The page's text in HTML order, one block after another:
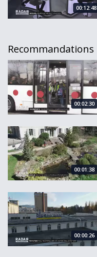
00:12:48
Recommandations
Pétition pour la sécurité
00:02:30
Une CCT pour les
00:01:38
Pas de faillite à court
00:00:26